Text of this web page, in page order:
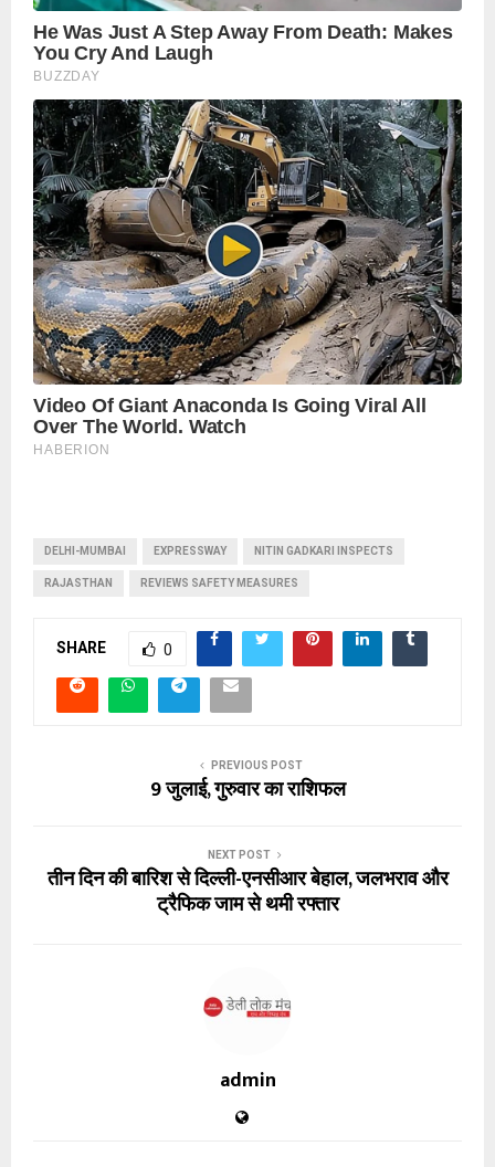
DELHI-MUMBAI EXPRESSWAY NITIN GADKARI INSPECTS
RAJASTHAN REVIEWS SAFETY MEASURES
SHARE 0
PREVIOUS POST
9 जुलाई, गुरुवार का राशिफल
NEXT POST
तीन दिन की बारिश से दिल्ली-एनसीआर बेहाल, जलभराव और
ट्रैफिक जाम से थमी रफ्तार
admin